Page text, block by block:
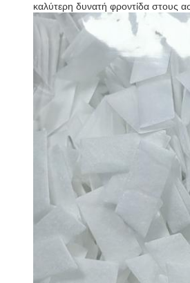
καλύτερη δυνατή φροντίδα στους